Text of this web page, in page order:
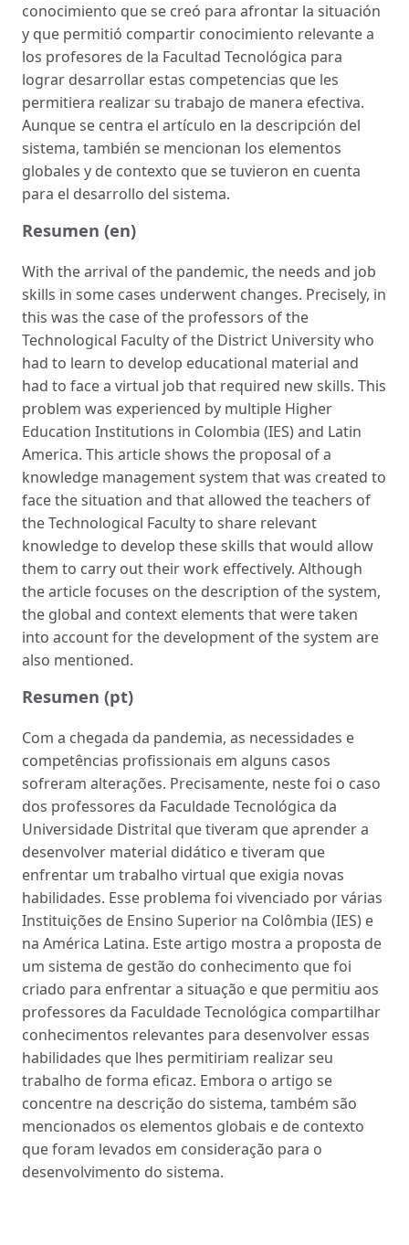
conocimiento que se creó para afrontar la situación
y que permitió compartir conocimiento relevante a
los profesores de la Facultad Tecnológica para
lograr desarrollar estas competencias que les
permitiera realizar su trabajo de manera efectiva.
Aunque se centra el artículo en la descripción del
sistema, también se mencionan los elementos
globales y de contexto que se tuvieron en cuenta
para el desarrollo del sistema.
Resumen (en)
With the arrival of the pandemic, the needs and job
skills in some cases underwent changes. Precisely, in
this was the case of the professors of the
Technological Faculty of the District University who
had to learn to develop educational material and
had to face a virtual job that required new skills. This
problem was experienced by multiple Higher
Education Institutions in Colombia (IES) and Latin
America. This article shows the proposal of a
knowledge management system that was created to
face the situation and that allowed the teachers of
the Technological Faculty to share relevant
knowledge to develop these skills that would allow
them to carry out their work effectively. Although
the article focuses on the description of the system,
the global and context elements that were taken
into account for the development of the system are
also mentioned.
Resumen (pt)
Com a chegada da pandemia, as necessidades e
competências profissionais em alguns casos
sofreram alterações. Precisamente, neste foi o caso
dos professores da Faculdade Tecnológica da
Universidade Distrital que tiveram que aprender a
desenvolver material didático e tiveram que
enfrentar um trabalho virtual que exigia novas
habilidades. Esse problema foi vivenciado por várias
Instituições de Ensino Superior na Colômbia (IES) e
na América Latina. Este artigo mostra a proposta de
um sistema de gestão do conhecimento que foi
criado para enfrentar a situação e que permitiu aos
professores da Faculdade Tecnológica compartilhar
conhecimentos relevantes para desenvolver essas
habilidades que lhes permitiriam realizar seu
trabalho de forma eficaz. Embora o artigo se
concentre na descrição do sistema, também são
mencionados os elementos globais e de contexto
que foram levados em consideração para o
desenvolvimento do sistema.